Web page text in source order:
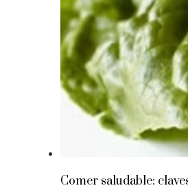
Comer saludable: